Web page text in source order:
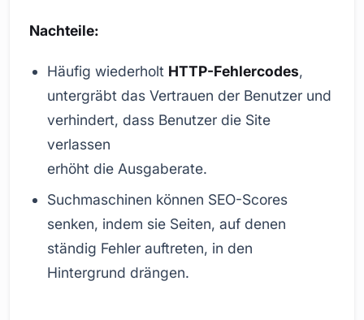
Nachteile:
Häufig wiederholt HTTP-Fehlercodes,
untergräbt das Vertrauen der Benutzer und
verhindert, dass Benutzer die Site
verlassen
erhöht die Ausgaberate.
Suchmaschinen können SEO-Scores
senken, indem sie Seiten, auf denen
ständig Fehler auftreten, in den
Hintergrund drängen.